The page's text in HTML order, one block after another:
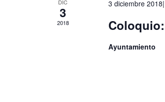
DIC
3
2018
3 diciembre
Ayuntamiento